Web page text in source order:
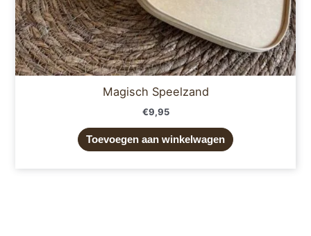
Magisch Speelzand
€9,95
Toevoegen aan winkelwagen